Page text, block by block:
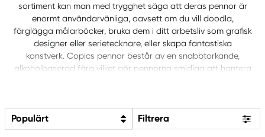
sortiment kan man med trygghet säga att deras pennor är
enormt användarvänliga, oavsett om du vill doodla,
färglägga målarböcker, bruka dem i ditt arbetsliv som grafisk
designer eller serietecknare, eller skapa fantastiska
konstverk. Copics pennor består av en snabbtorkande,
alkoholbaserad färg vilket gör pennorna smidiga att hantera
Populärt Filtrera